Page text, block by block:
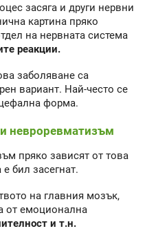
засяга и други нервни
картина пряко
на нервната система
реакции.
заболяване са
вариант. Най-често се
форма.
невроревматизъм
пряко зависят от това
бил засегнат.
на главния мозък,
от емоционална
и т.н.